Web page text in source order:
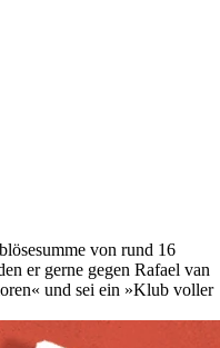
von rund 16
er gerne gegen Rafael van
und sei ein »Klub voller